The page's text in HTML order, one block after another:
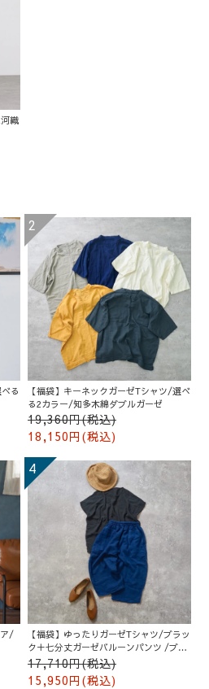
織
る
【福袋】キーネックガーゼTシャツ/選べ
る2カラー/知多木綿ダブルガーゼ
19,360円(税込)
18,150円(税込)
ア/
【福袋】ゆったりガーゼTシャツ/ブラッ
ク＋七分丈ガーゼバルーンパンツ /ブル
ー
17,710円(税込)
15,950円(税込)